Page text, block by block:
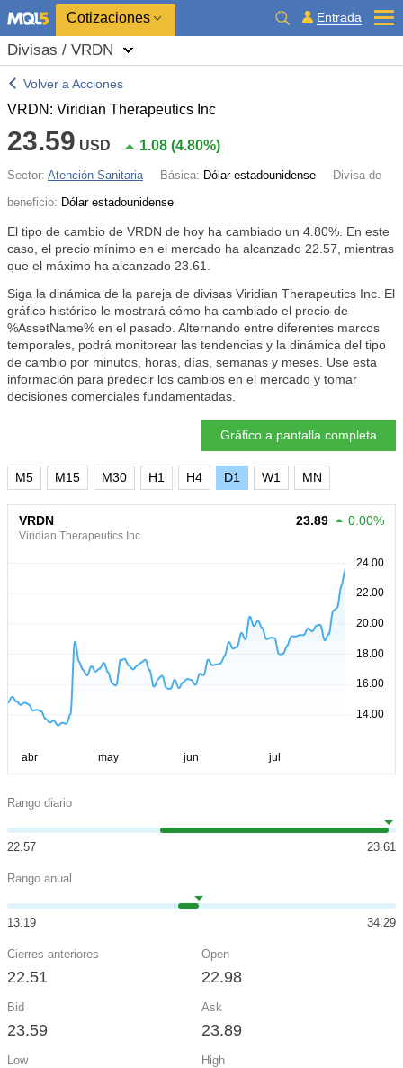
Cotizaciones Entrada
Divisas / VRDN
Volver a Acciones
VRDN: Viridian Therapeutics Inc
23.59 USD 1.08 (4.80%)
Sector: Atención Sanitaria Básica: Dólar estadounidense
Divisa de
beneficio: Dólar estadounidense
El tipo de cambio de VRDN de hoy ha cambiado un 4.80% . En este
caso, el precio mínimo en el mercado ha alcanzado 22.57, mientras
que el máximo ha alcanzado 23.61.
Siga la dinámica de la pareja de divisas Viridian Therapeutics Inc. El
gráfico histórico le mostrará cómo ha cambiado el precio de
%AssetName% en el pasado. Alternando entre diferentes marcos
temporales, podrá monitorear las tendencias y la dinámica del tipo
de cambio por minutos, horas, días, semanas y meses. Use esta
información para predecir los cambios en el mercado y tomar
decisiones comerciales fundamentadas.
Gráfico a pantalla completa
M5 M15 M30 H1 H4 D1 W1 MN
VRDN
Viridian Therapeutics Inc
23.89 0.00%
Rango diario
22.57 23.61
Rango anual
13.19 34.29
Cierres anteriores
22.51
Open
22.98
Bid
23.59
Ask
23.89
Low High